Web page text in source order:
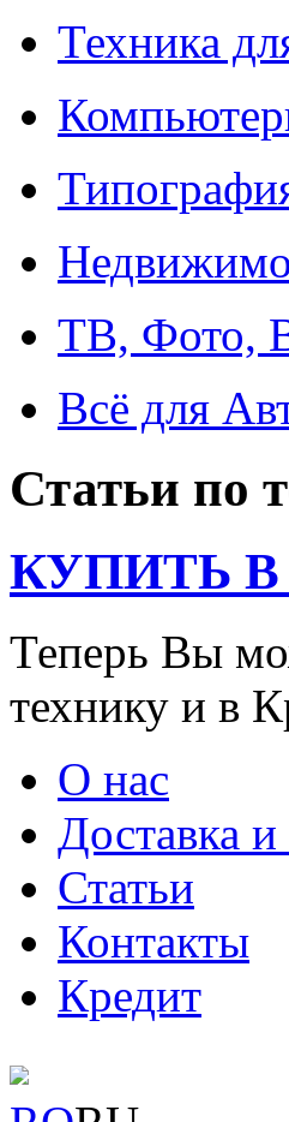
Техника
ТВ, Фото,
Всё для
Статьи по
КУПИТЬ В
Теперь Вы
технику и в
О нас
Доставка и
Статьи
Контакты
Кредит